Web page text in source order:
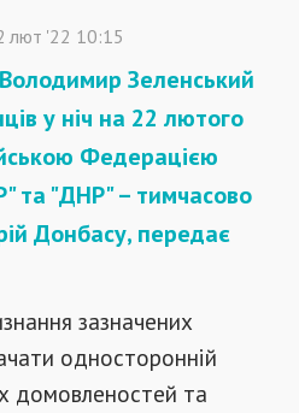
лют '22 10:15
Зеленський
у ніч на 22 лютого
Федерацією
та "ДНР" – тимчасово
Донбасу, передає
зазначених
односторонній
домовленостей та